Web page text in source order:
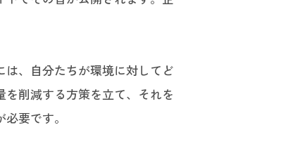
、自分たちが環境に対してど
削減する方策を立て、それを
要です。